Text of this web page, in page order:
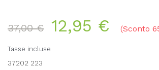
37,00 € 12,95 € Sconto
Tasse incluse
37202 223